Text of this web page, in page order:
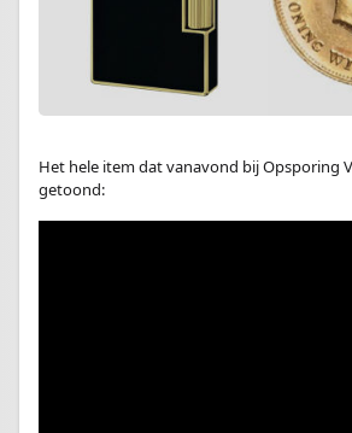
Het hele item dat vanavond bij Opsporing
getoond: